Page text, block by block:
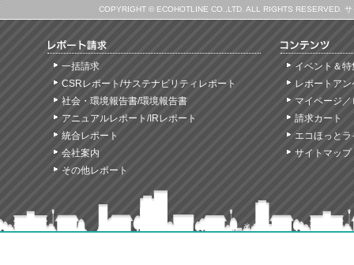
COPYRIGHT © ECOHOTLINE CO.,LTD. ALL RIGHTS RESERVED.
一括請求
CSRレポート/サステナビリティレポート
社会・環境報告書/環境報告書
アニュアルレポート/IRレポート
統合レポート
会社案内
その他レポート
イベント＆特
レポートア
マイページ
請求カート
エコほっと
サイトマップ